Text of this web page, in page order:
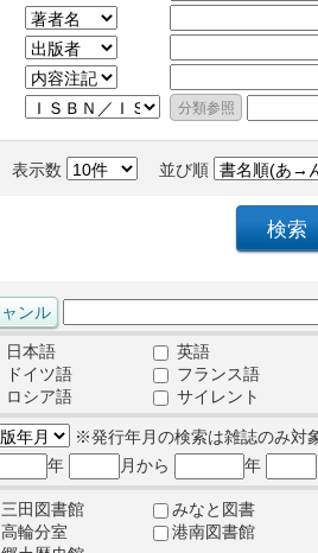
表示数 並び順
日本語
英語
ドイツ語
フランス語
ロシア語
サイレント
※発行年月の検索は雑誌のみ対
年
月から 年
三田図書館
みなと図書
高輪分室
港南図書館